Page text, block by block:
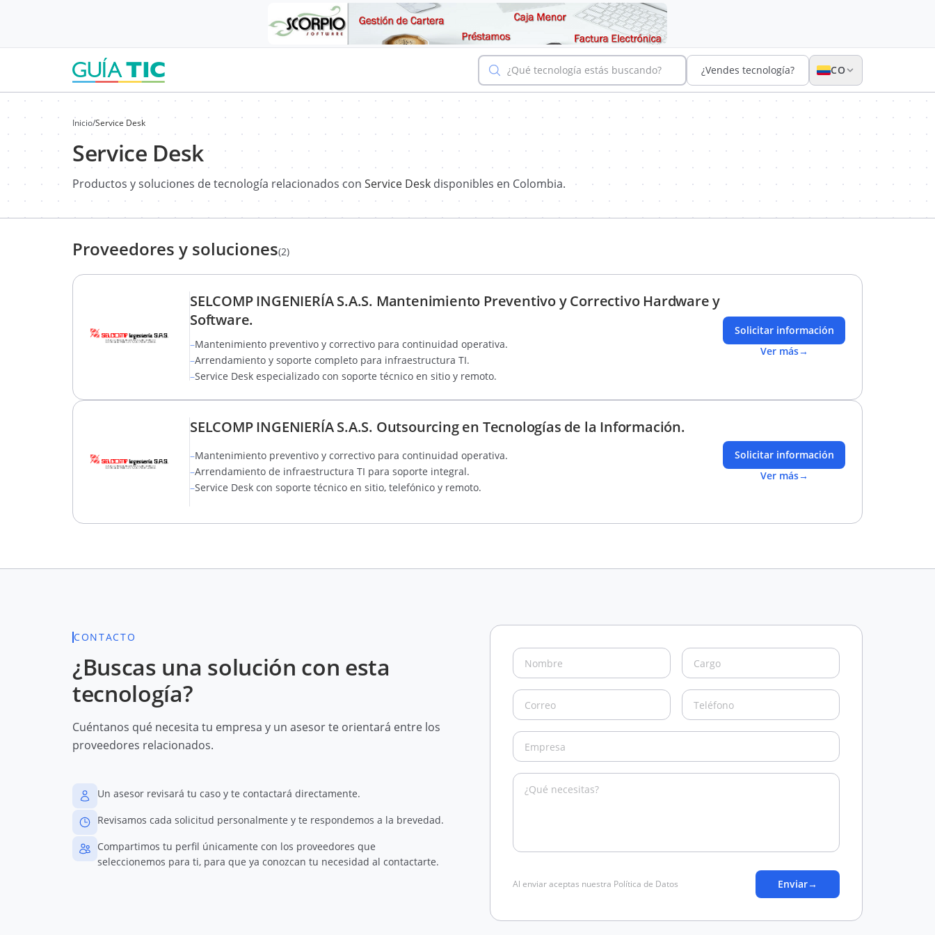
¿Qué tecnología estás buscando? ¿Vendes tecnología? CO
Inicio/Service Desk
Service Desk
Productos y soluciones de tecnología relacionados con Service Desk disponibles en Colombia.
Proveedores y soluciones(2)
SELCOMP INGENIERÍA S.A.S. Mantenimiento Preventivo y Correctivo Hardware y
Software.
–Mantenimiento preventivo y correctivo para continuidad operativa.
–Arrendamiento y soporte completo para infraestructura TI.
–Service Desk especializado con soporte técnico en sitio y remoto.
Solicitar información
Ver más→
SELCOMP INGENIERÍA S.A.S. Outsourcing en Tecnologías de la Información.
–Mantenimiento preventivo y correctivo para continuidad operativa.
–Arrendamiento de infraestructura TI para soporte integral.
–Service Desk con soporte técnico en sitio, telefónico y remoto.
Solicitar información
Ver más→
CONTACTO
¿Buscas una solución con esta
tecnología?
Cuéntanos qué necesita tu empresa y un asesor te orientará entre los
proveedores relacionados.
Un asesor revisará tu caso y te contactará directamente.
Revisamos cada solicitud personalmente y te respondemos a la brevedad.
Compartimos tu perfil únicamente con los proveedores que
seleccionemos para ti, para que ya conozcan tu necesidad al contactarte.
Al enviar aceptas nuestra Política de Datos Enviar→